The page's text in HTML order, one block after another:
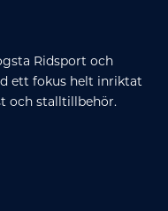
Ridsport och
ett fokus helt inriktat
och stalltillbehör.